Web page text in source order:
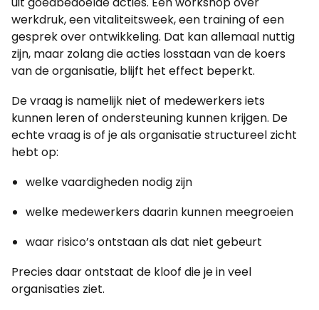
werkdruk, een vitaliteitsweek, een training of een
gesprek over ontwikkeling. Dat kan allemaal nuttig
zijn, maar zolang die acties losstaan van de koers
van de organisatie, blijft het effect beperkt.
De vraag is namelijk niet of medewerkers iets
kunnen leren of ondersteuning kunnen krijgen. De
echte vraag is of je als organisatie structureel zicht
hebt op:
welke vaardigheden nodig zijn
welke medewerkers daarin kunnen meegroeien
waar risico’s ontstaan als dat niet gebeurt
Precies daar ontstaat de kloof die je in veel
organisaties ziet.